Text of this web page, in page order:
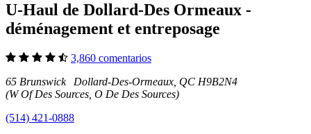
U-Haul de Dollard-Des Ormeaux -
déménagement et entreposage
3,860 comentarios
65 Brunswick Dollard-Des-Ormeaux, QC H9B2N4
(W Of Des Sources, O De Des Sources)
(514) 421-0888